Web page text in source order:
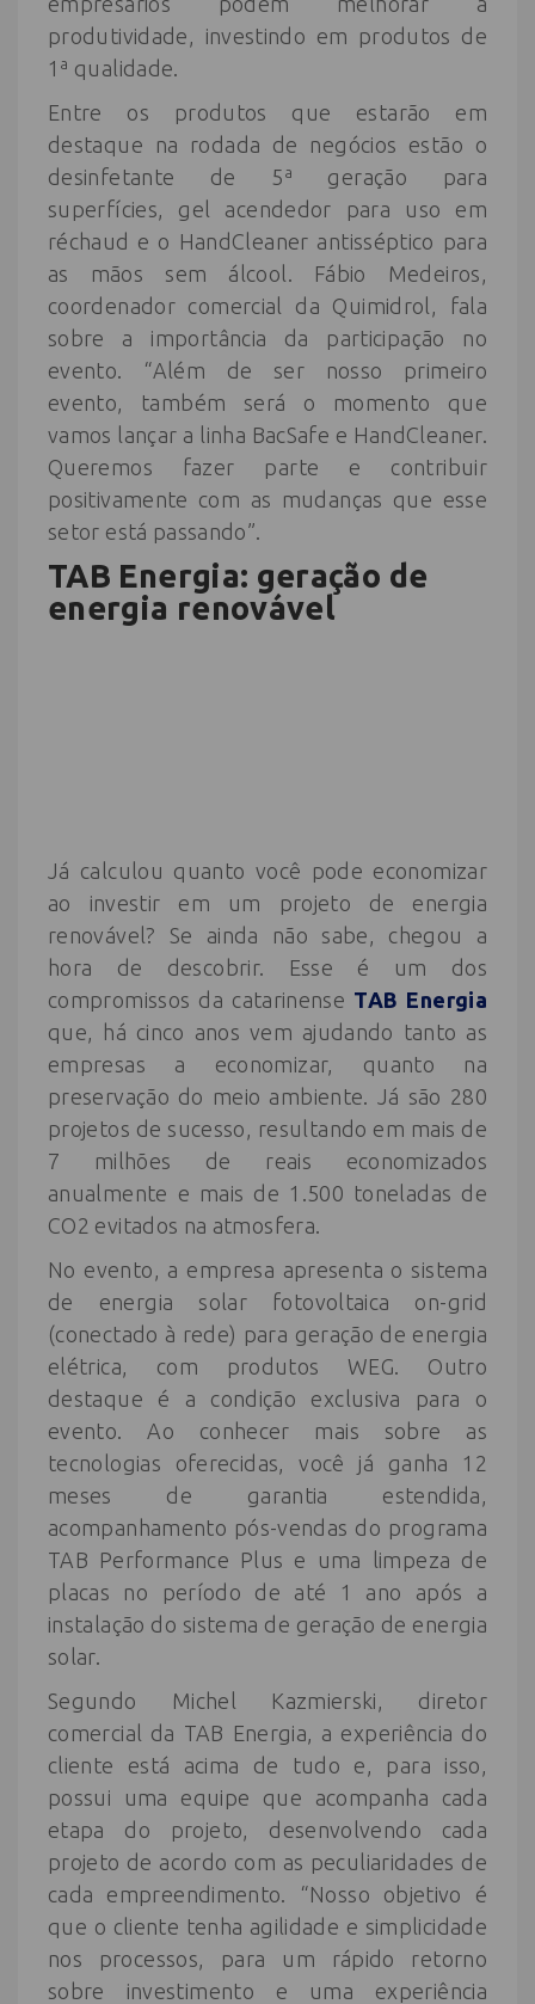
produtividade, investindo em produtos de
1ª qualidade.
Entre os produtos que estarão em
destaque na rodada de negócios estão o
desinfetante de 5ª geração para
superfícies, gel acendedor para uso em
réchaud e o HandCleaner antisséptico para
as mãos sem álcool. Fábio Medeiros,
coordenador comercial da Quimidrol, fala
sobre a importância da participação no
evento. “Além de ser nosso primeiro
evento, também será o momento que
vamos lançar a linha BacSafe e HandCleaner.
Queremos fazer parte e contribuir
positivamente com as mudanças que esse
setor está passando”.
TAB Energia: geração de
energia renovável
Já calculou quanto você pode economizar
ao investir em um projeto de energia
renovável? Se ainda não sabe, chegou a
hora de descobrir. Esse é um dos
compromissos da catarinense TAB Energia
que, há cinco anos vem ajudando tanto as
empresas a economizar, quanto na
preservação do meio ambiente. Já são 280
projetos de sucesso, resultando em mais de
7 milhões de reais economizados
anualmente e mais de 1.500 toneladas de
CO2 evitados na atmosfera.
No evento, a empresa apresenta o sistema
de energia solar fotovoltaica on-grid
(conectado à rede) para geração de energia
elétrica, com produtos WEG. Outro
destaque é a condição exclusiva para o
evento. Ao conhecer mais sobre as
tecnologias oferecidas, você já ganha 12
meses de garantia estendida,
acompanhamento pós-vendas do programa
TAB Performance Plus e uma limpeza de
placas no período de até 1 ano após a
instalação do sistema de geração de energia
solar.
Segundo Michel Kazmierski, diretor
comercial da TAB Energia, a experiência do
cliente está acima de tudo e, para isso,
possui uma equipe que acompanha cada
etapa do projeto, desenvolvendo cada
projeto de acordo com as peculiaridades de
cada empreendimento. “Nosso objetivo é
que o cliente tenha agilidade e simplicidade
nos processos, para um rápido retorno
sobre investimento e uma experiência